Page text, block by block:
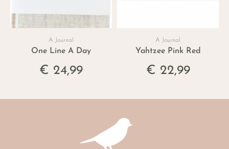
A Journal
One Line A Day
€ 24,99
A Journal
Yahtzee Pink Red
€ 22,99